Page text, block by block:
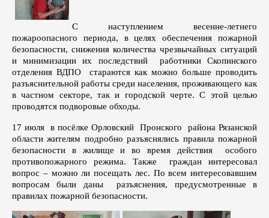
С наступлением весенне-летнего
пожароопасного периода, в целях обеспечения пожарной
безопасности, снижения количества чрезвычайных ситуаций
и минимизации их последствий работники Скопинского
отделения ВДПО стараются как можно больше проводить
разъяснительной работы среди населения, проживающего как
в частном секторе, так и городской черте. С этой целью
проводятся подворовые обходы.
17 июля в посёлке Орловский Пронского района Рязанской
области жителям подробно разъяснялись правила пожарной
безопасности в жилище и во время действия особого
противопожарного режима. Также граждан интересовал
вопрос – можно ли посещать лес. По всем интересовавшим
вопросам были даны разъяснения, предусмотренные в
правилах пожарной безопасности.